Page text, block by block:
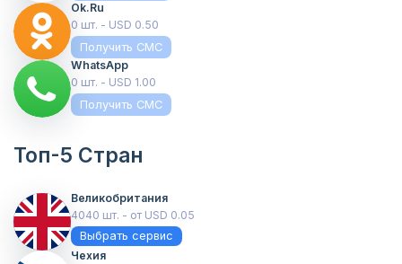
Ok.ru
0 шт. - USD 0.50
Получить СМС
WhatsApp
0 шт. - USD 1.00
Получить СМС
Топ-5 Стран
Великобритания
4040 шт. - от USD 0.05
Выбрать сервис
Чехия